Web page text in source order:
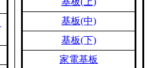
基板(中)
基板(下)
家電基板